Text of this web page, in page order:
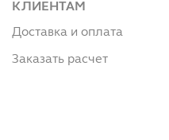
КЛИЕНТАМ
Доставка и оплата
Заказать расчет